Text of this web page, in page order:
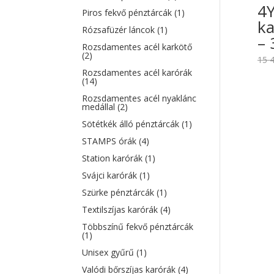
–
15
Piros fekvő pénztárcák(1)
Rózsafüzér láncok(1)
Rozsdamentes acél karkötő
(2)
Rozsdamentes acél karórák
(14)
Rozsdamentes acél nyaklánc
medállal(2)
Sötétkék álló pénztárcák(1)
STAMPS órák(4)
Station karórák(1)
Svájci karórák(1)
Szürke pénztárcák(1)
Textilszíjas karórák(4)
Többszínű fekvő pénztárcák
(1)
Unisex gyűrű(1)
Valódi bőrszíjas karórák(4)